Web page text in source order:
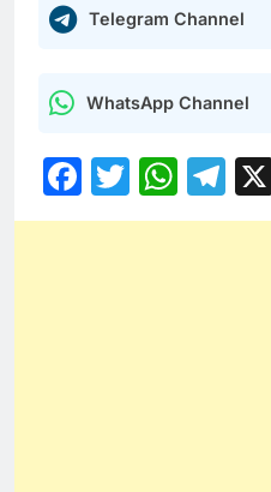
Telegram Channel
WhatsApp Channel
Facebook
Twitter